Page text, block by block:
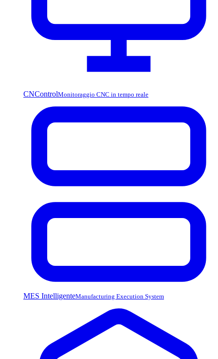
CNControlMonitoraggio CNC in tempo reale
MES IntelligenteManufacturing Execution System